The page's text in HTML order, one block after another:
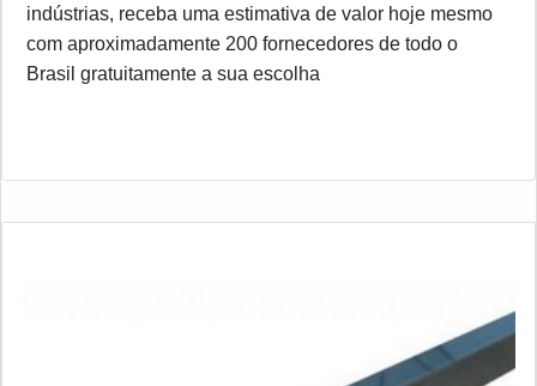
indústrias, receba uma estimativa de valor hoje mesmo
com aproximadamente 200 fornecedores de todo o
Brasil gratuitamente a sua escolha